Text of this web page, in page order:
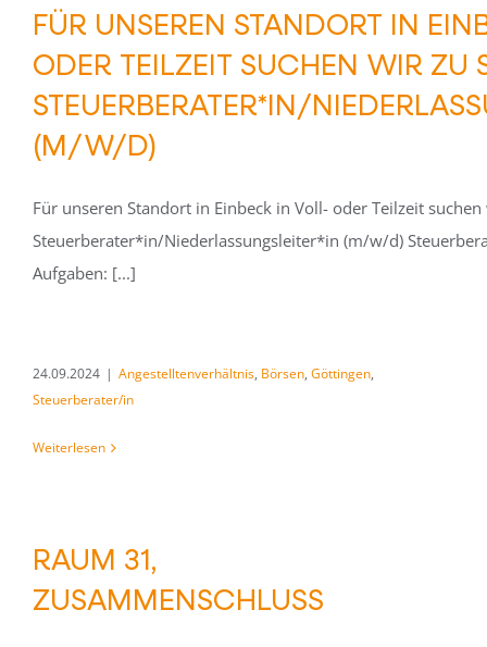
FÜR UNSEREN STANDORT IN
ODER TEILZEIT SUCHEN WIR ZU
STEUERBERATER*IN/
(M/W/D)
Für unseren Standort in Einbeck in Voll- oder Teilzeit
Steuerberater*in/Niederlassungsleiter*in (m/w/d)
Aufgaben: [...]
24.09.2024 | Angestelltenverhältnis, Börsen, Göttingen,
Steuerberater/in
Weiterlesen
RAUM 31,
ZUSAMMENSCHLUSS